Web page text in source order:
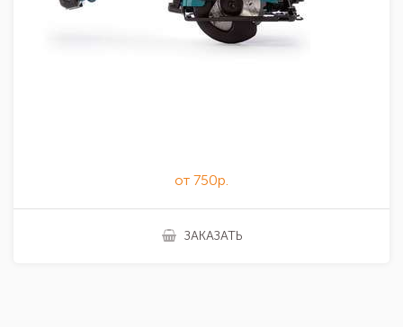
от 750р.
ЗАКАЗАТЬ